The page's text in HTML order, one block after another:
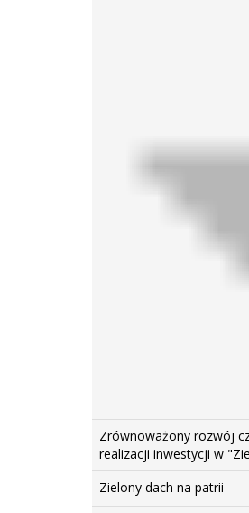
Zrównoważony rozwój
realizacji inwestycji w
Zielony dach na patrii